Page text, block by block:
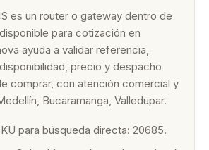
es un router o gateway dentro de
para cotización en
ayuda a validar referencia,
precio y despacho
comprar, con atención comercial y
Bucaramanga, Valledupar.
para búsqueda directa: 20685.